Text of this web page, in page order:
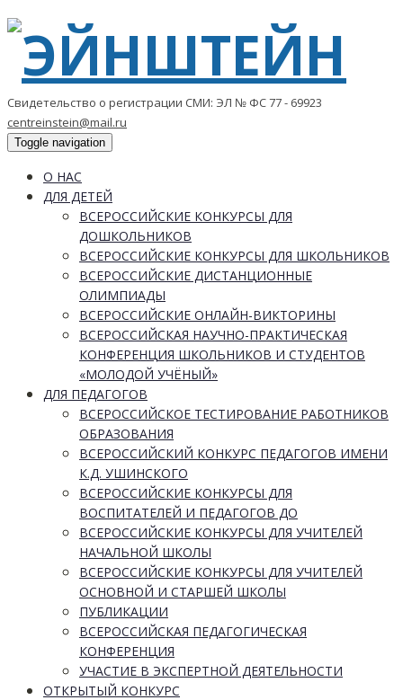
Свидетельство о регистрации СМИ: ЭЛ № ФС 77 - 69923
centreinstein@mail.ru
Toggle navigation
О НАС
ДЛЯ ДЕТЕЙ
ВСЕРОССИЙСКИЕ КОНКУРСЫ ДЛЯ
ДОШКОЛЬНИКОВ
ВСЕРОССИЙСКИЕ КОНКУРСЫ ДЛЯ ШКОЛЬНИКОВ
ВСЕРОССИЙСКИЕ ДИСТАНЦИОННЫЕ
ОЛИМПИАДЫ
ВСЕРОССИЙСКИЕ ОНЛАЙН-ВИКТОРИНЫ
ВСЕРОССИЙСКАЯ НАУЧНО-ПРАКТИЧЕСКАЯ
КОНФЕРЕНЦИЯ ШКОЛЬНИКОВ И СТУДЕНТОВ
«МОЛОДОЙ УЧЁНЫЙ»
ДЛЯ ПЕДАГОГОВ
ВСЕРОССИЙСКОЕ ТЕСТИРОВАНИЕ РАБОТНИКОВ
ОБРАЗОВАНИЯ
ВСЕРОССИЙСКИЙ КОНКУРС ПЕДАГОГОВ ИМЕНИ
К.Д. УШИНСКОГО
ВСЕРОССИЙСКИЕ КОНКУРСЫ ДЛЯ
ВОСПИТАТЕЛЕЙ И ПЕДАГОГОВ ДО
ВСЕРОССИЙСКИЕ КОНКУРСЫ ДЛЯ УЧИТЕЛЕЙ
НАЧАЛЬНОЙ ШКОЛЫ
ВСЕРОССИЙСКИЕ КОНКУРСЫ ДЛЯ УЧИТЕЛЕЙ
ОСНОВНОЙ И СТАРШЕЙ ШКОЛЫ
ПУБЛИКАЦИИ
ВСЕРОССИЙСКАЯ ПЕДАГОГИЧЕСКАЯ
КОНФЕРЕНЦИЯ
УЧАСТИЕ В ЭКСПЕРТНОЙ ДЕЯТЕЛЬНОСТИ
ОТКРЫТЫЙ КОНКУРС